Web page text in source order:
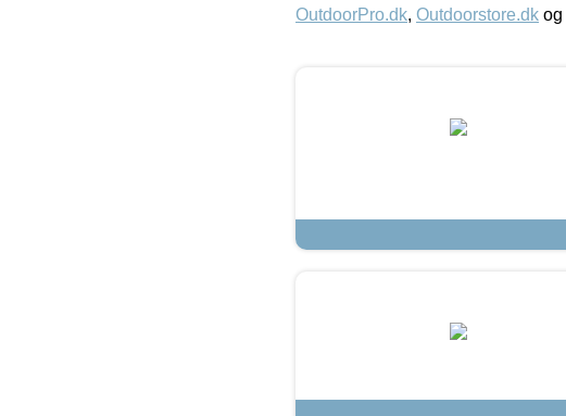
OutdoorPro.dk, Outdoorstore.dk og